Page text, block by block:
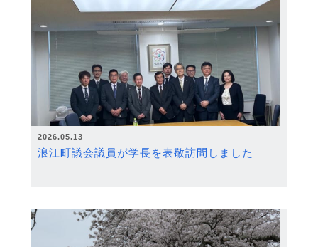
2026.05.13
浪江町議会議員が学長を表敬訪問しました